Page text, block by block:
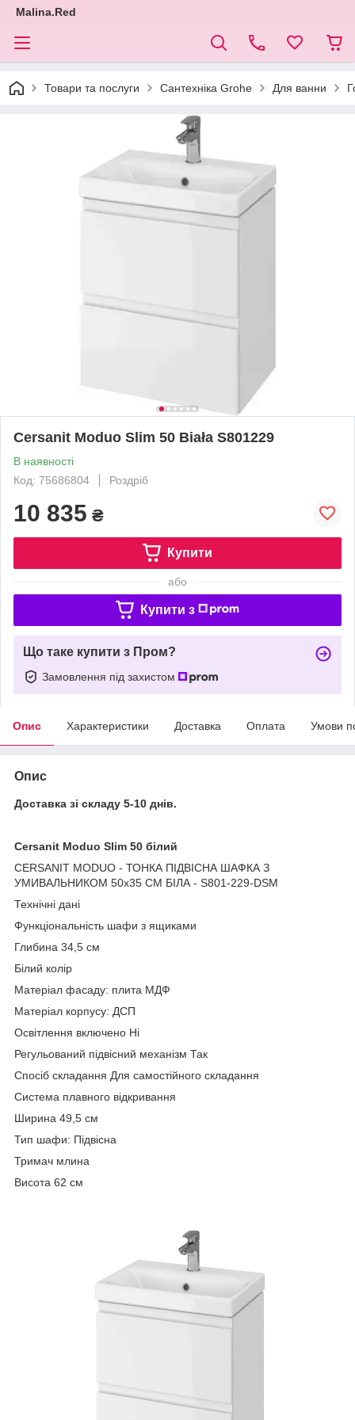
Malina.Red
Товари та послуги Сантехніка Grohe Для ванни
Cersanit Moduo Slim 50 Biała S801229
В наявності
Код: 75686804
Роздріб
10 835 ₴
Купити
або
Купити з
Що таке купити з Пром?
Замовлення під захистом
Опис Характеристики Доставка Оплата Умови
Опис
Доставка зі складу 5-10 днів.
Cersanit Moduo Slim 50 білий
CERSANIT MODUO - ТОНКА ПІДВІСНА ШАФКА З
УМИВАЛЬНИКОМ 50x35 СМ БІЛА - S801-229-DSM
Технічні дані
Функціональність шафи з ящиками
Глибина 34,5 см
Білий колір
Матеріал фасаду: плита МДФ
Матеріал корпусу: ДСП
Освітлення включено Ні
Регульований підвісний механізм Так
Спосіб складання Для самостійного складання
Система плавного відкривання
Ширина 49,5 см
Тип шафи: Підвісна
Тримач млина
Висота 62 см